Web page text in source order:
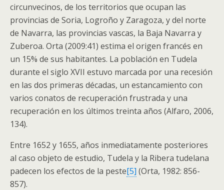
circunvecinos, de los territorios que ocupan las
provincias de Soria, Logroño y Zaragoza, y del norte
de Navarra, las provincias vascas, la Baja Navarra y
Zuberoa. Orta (2009:41) estima el origen francés en
un 15% de sus habitantes. La población en Tudela
durante el siglo XVII estuvo marcada por una recesión
en las dos primeras décadas, un estancamiento con
varios conatos de recuperación frustrada y una
recuperación en los últimos treinta años (Alfaro, 2006,
134).
Entre 1652 y 1655, años inmediatamente posteriores
al caso objeto de estudio, Tudela y la Ribera tudelana
padecen los efectos de la peste[5] (Orta, 1982: 856-
857).